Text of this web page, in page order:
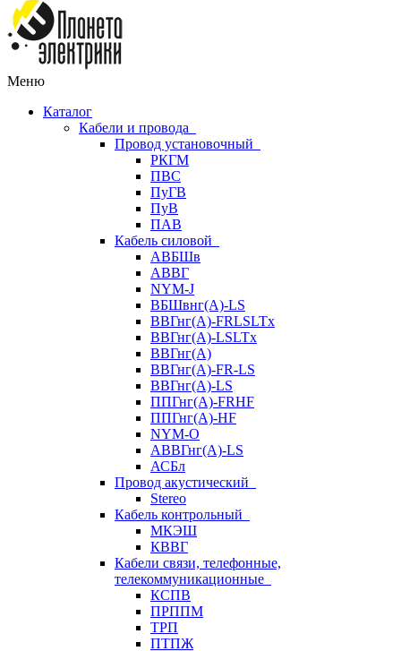
Меню
Каталог
Кабели и провода
Провод установочный
РКГМ
ПВС
ПуГВ
ПуВ
ПАВ
Кабель силовой
АВБШв
АВВГ
NYM-J
ВБШвнг(А)-LS
ВВГнг(A)-FRLSLTx
ВВГнг(A)-LSLTx
ВВГнг(А)
ВВГнг(А)-FR-LS
ВВГнг(А)-LS
ППГнг(А)-FRHF
ППГнг(А)-HF
NYM-O
АВВГнг(А)-LS
АСБл
Провод акустический
Stereo
Кабель контрольный
МКЭШ
КВВГ
Кабели связи, телефонные,
телекоммуникационные
КСПВ
ПРППМ
ТРП
ПТПЖ